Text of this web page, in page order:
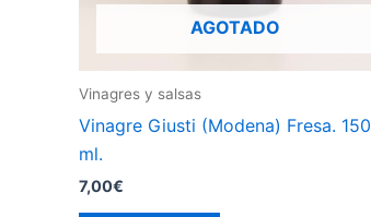
AGOTADO
Vinagres y salsas
Vinagre Giusti (Modena) Fresa. 150
ml.
7,00€